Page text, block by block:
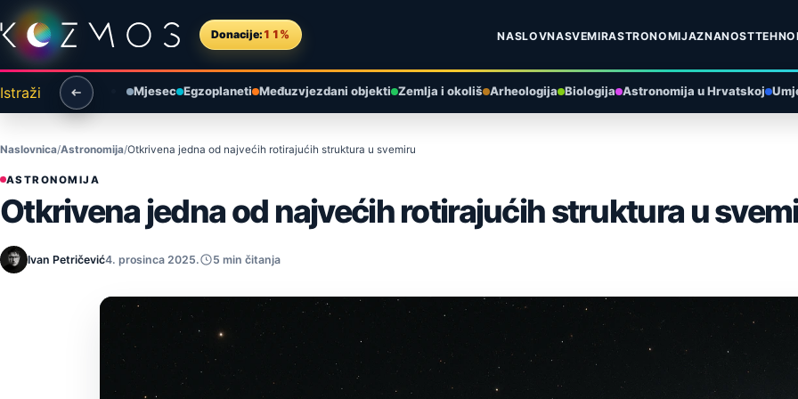
Preskoči na sadržaj
Donacije: 11% NASLOVNASVEMIRASTRONOMIJAZNANOST
Istraži Mjesec Egzoplaneti Međuzvjezdani objekti Zemlja i okoliš Arheologija Biologija Astronomija u Hrvatskoj
Naslovnica Astronomija Otkrivena jedna od najvećih rotirajućih struktura u svemiru
ASTRONOMIJA
Otkrivena jedna od najvećih rotirajućih struktura u
Ivan Petričević4. prosinca 2025. 5 min čitanja